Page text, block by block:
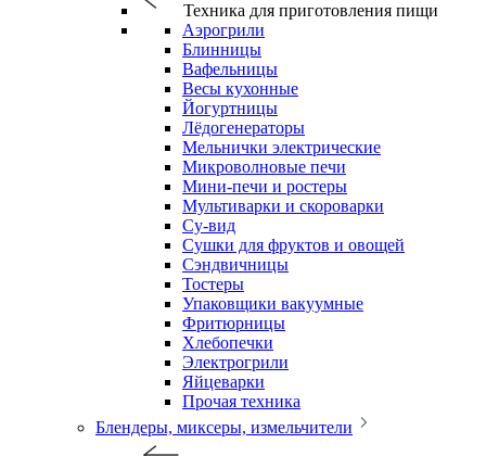
Техника для приготовления пищи
Аэрогрили
Блинницы
Вафельницы
Весы кухонные
Йогуртницы
Лёдогенераторы
Мельнички электрические
Микроволновые печи
Мини-печи и ростеры
Мультиварки и скороварки
Су-вид
Сушки для фруктов и овощей
Сэндвичницы
Тостеры
Упаковщики вакуумные
Фритюрницы
Хлебопечки
Электрогрили
Яйцеварки
Прочая техника
Блендеры, миксеры, измельчители